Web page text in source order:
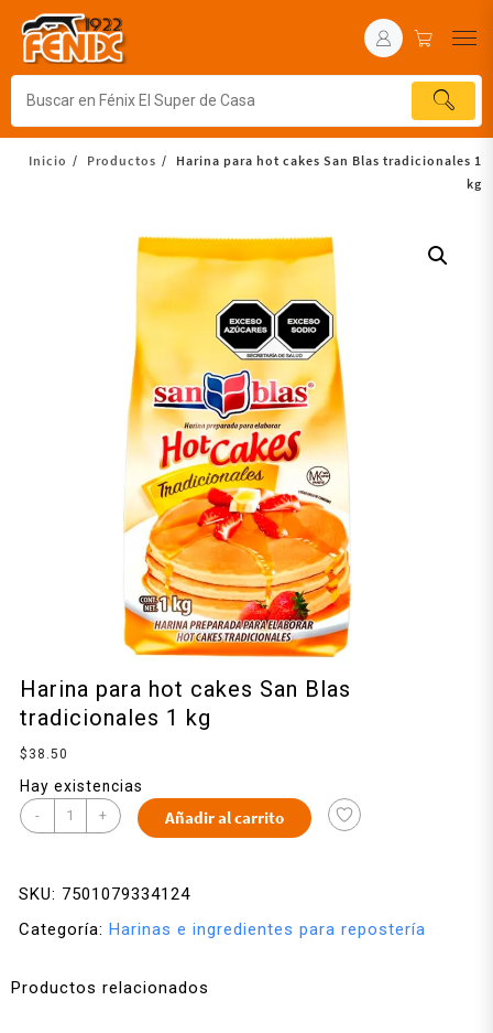
Inicio Productos
Harina para hot cakes San Blas tradicionales 1
kg
Harina para hot cakes San Blas
tradicionales 1 kg
$ 38.50
Hay existencias
- + Añadir al carrito
SKU: 7501079334124
Categoría: Harinas e ingredientes para repostería
Productos relacionados